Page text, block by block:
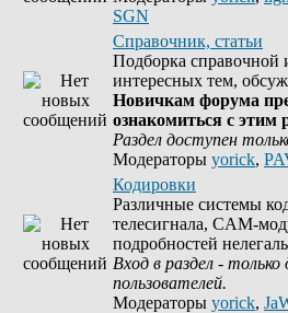
SGN
Справочник, статьи
Подборка справочной
интересных тем,
Новичкам форума
ознакомиться с этим
Раздел доступен
Модераторы yorick,
Кодировки
Различные системы
телесигнала, CAM-
подробностей
Вход в раздел -
пользователей.
Модераторы yorick,